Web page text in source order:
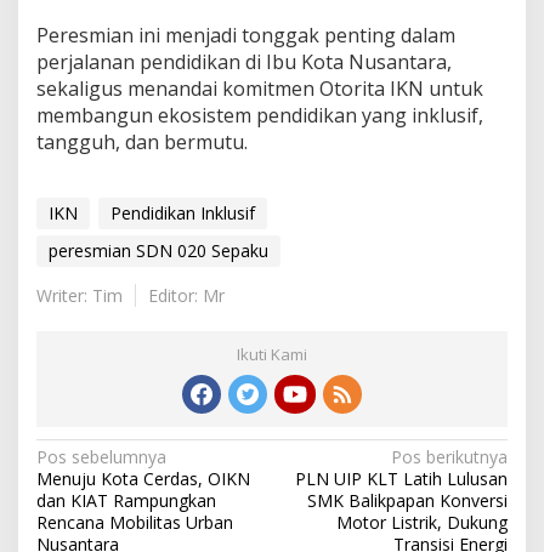
Peresmian ini menjadi tonggak penting dalam
perjalanan pendidikan di Ibu Kota Nusantara,
sekaligus menandai komitmen Otorita IKN untuk
membangun ekosistem pendidikan yang inklusif,
tangguh, dan bermutu.
IKN
Pendidikan Inklusif
peresmian SDN 020 Sepaku
Writer: Tim
Editor: Mr
Ikuti Kami
Navigasi
pos
Pos sebelumnya
Menuju Kota Cerdas, OIKN
dan KIAT Rampungkan
Rencana Mobilitas Urban
Nusantara
Pos berikutnya
PLN UIP KLT Latih Lulusan
SMK Balikpapan Konversi
Motor Listrik, Dukung
Transisi Energi